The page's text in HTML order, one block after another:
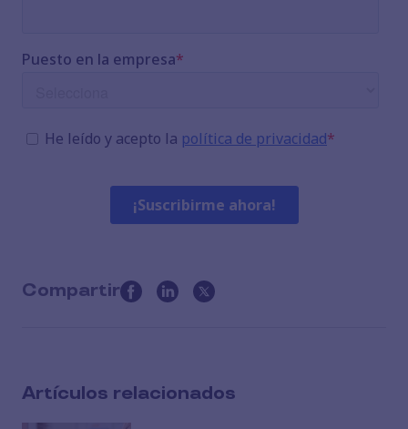
Compartir
this
media
Artículos relacionados